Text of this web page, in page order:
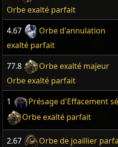
Orbe exalté parfait
4.67 Orbe d'annulation
exalté parfait
77.8 Orbe exalté majeur
Orbe exalté parfait
1 Présage d'Effacement
Orbe exalté parfait
2.67 Orbe de joaillier